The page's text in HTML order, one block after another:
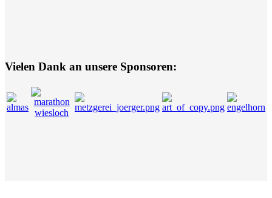
Vielen Dank an unsere Sponsoren: